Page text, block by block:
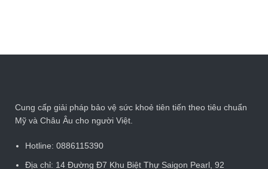
Cung cấp giải pháp bảo vệ sức khoẻ tiên tiến theo tiêu chuẩn
Mỹ và Châu Âu cho người Việt.
Hotline: 0886115390
Địa chỉ: 14 Đường Đ7 Khu Biệt Thự Saigon Pearl, 92